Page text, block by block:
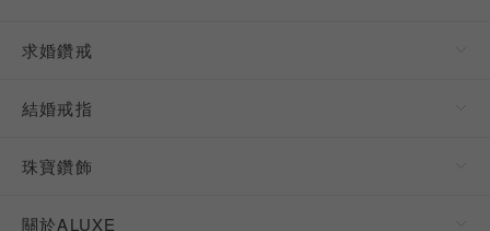
求婚鑽戒
結婚戒指
珠寶鑽飾
關於ALUXE